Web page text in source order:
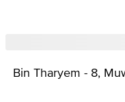
Bin Tharyem - 8,